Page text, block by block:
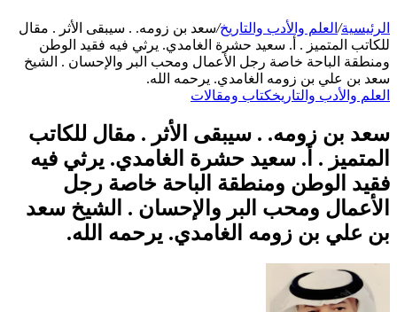
الرئيسية/ العلم والأدب والتاريخ/سعد بن زومه. . سيبقى الأثر . مقال
للكاتب المتميز . أ. سعيد حشرة الغامدي. يرثي فيه فقيد الوطن
ومنطقة الباحة خاصة رجل الأعمال ومحب البر والإحسان . الشيخ
سعد بن علي بن زومه الغامدي. يرحمه الله.
العلم والأدب والتاريخكتاب ومقالات
سعد بن زومه. . سيبقى الأثر . مقال للكاتب
المتميز . أ. سعيد حشرة الغامدي. يرثي فيه
فقيد الوطن ومنطقة الباحة خاصة رجل
الأعمال ومحب البر والإحسان . الشيخ سعد
بن علي بن زومه الغامدي. يرحمه الله.